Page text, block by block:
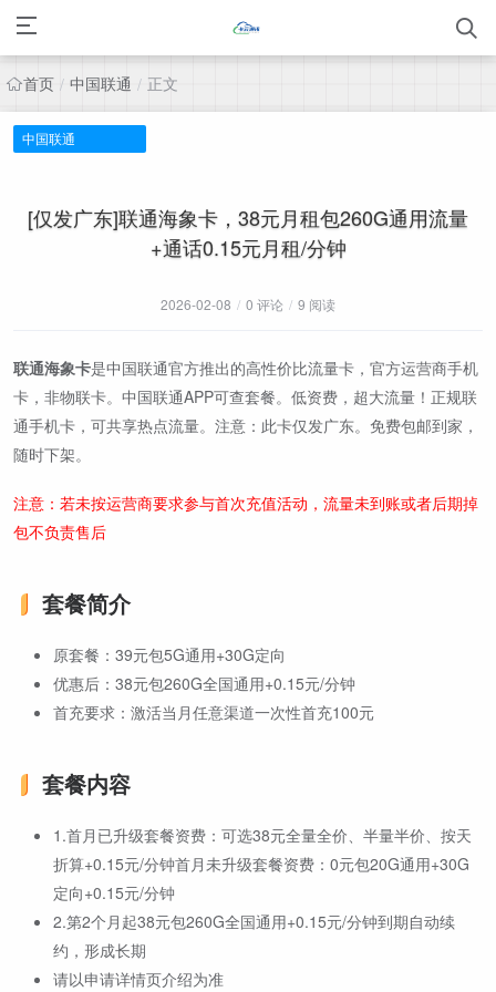
首页 / 中国联通 / 正文
中国联通
[仅发广东]联通海象卡，38元月租包260G通用流量
+通话0.15元月租/分钟
2026-02-08 / 0 评论 / 9 阅读
联通海象卡是中国联通官方推出的高性价比流量卡，官方运营商手机
卡，非物联卡。中国联通APP可查套餐。低资费，超大流量！正规联
通手机卡，可共享热点流量。注意：此卡仅发广东。免费包邮到家，
随时下架。
注意：若未按运营商要求参与首次充值活动，流量未到账或者后期掉
包不负责售后
套餐简介
原套餐：39元包5G通用+30G定向
优惠后：38元包260G全国通用+0.15元/分钟
首充要求：激活当月任意渠道一次性首充100元
套餐内容
1.首月已升级套餐资费：可选38元全量全价、半量半价、按天
折算+0.15元/分钟首月未升级套餐资费：0元包20G通用+30G
定向+0.15元/分钟
2.第2个月起38元包260G全国通用+0.15元/分钟到期自动续
约，形成长期
请以申请详情页介绍为准